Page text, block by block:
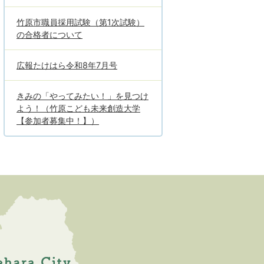
竹原市職員採用試験（第1次試験）
の合格者について
広報たけはら令和8年7月号
きみの「やってみたい！」を見つけ
よう！（竹原こども未来創造大学
【参加者募集中！】）